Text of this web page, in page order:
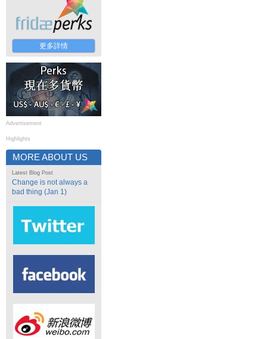
更多詳情
Advertisement
Highlights
MORE ABOUT US
Latest Blog Post
Change is not always a
bad thing (Jan 1)